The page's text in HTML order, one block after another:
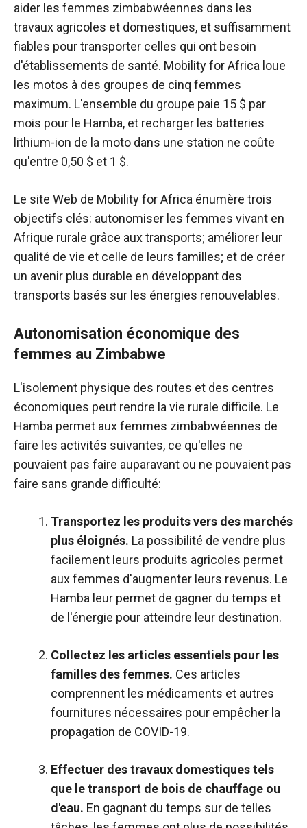
aider les femmes zimbabwéennes dans les
travaux agricoles et domestiques, et suffisamment
fiables pour transporter celles qui ont besoin
d'établissements de santé. Mobility for Africa loue
les motos à des groupes de cinq femmes
maximum. L'ensemble du groupe paie 15 $ par
mois pour le Hamba, et recharger les batteries
lithium-ion de la moto dans une station ne coûte
qu'entre 0,50 $ et 1 $.
Le site Web de Mobility for Africa énumère trois
objectifs clés: autonomiser les femmes vivant en
Afrique rurale grâce aux transports; améliorer leur
qualité de vie et celle de leurs familles; et de créer
un avenir plus durable en développant des
transports basés sur les énergies renouvelables.
Autonomisation économique des
femmes au Zimbabwe
L'isolement physique des routes et des centres
économiques peut rendre la vie rurale difficile. Le
Hamba permet aux femmes zimbabwéennes de
faire les activités suivantes, ce qu'elles ne
pouvaient pas faire auparavant ou ne pouvaient pas
faire sans grande difficulté:
Transportez les produits vers des marchés
plus éloignés. La possibilité de vendre plus
facilement leurs produits agricoles permet
aux femmes d'augmenter leurs revenus. Le
Hamba leur permet de gagner du temps et
de l'énergie pour atteindre leur destination.
Collectez les articles essentiels pour les
familles des femmes. Ces articles
comprennent les médicaments et autres
fournitures nécessaires pour empêcher la
propagation de COVID-19.
Effectuer des travaux domestiques tels
que le transport de bois de chauffage ou
d'eau. En gagnant du temps sur de telles